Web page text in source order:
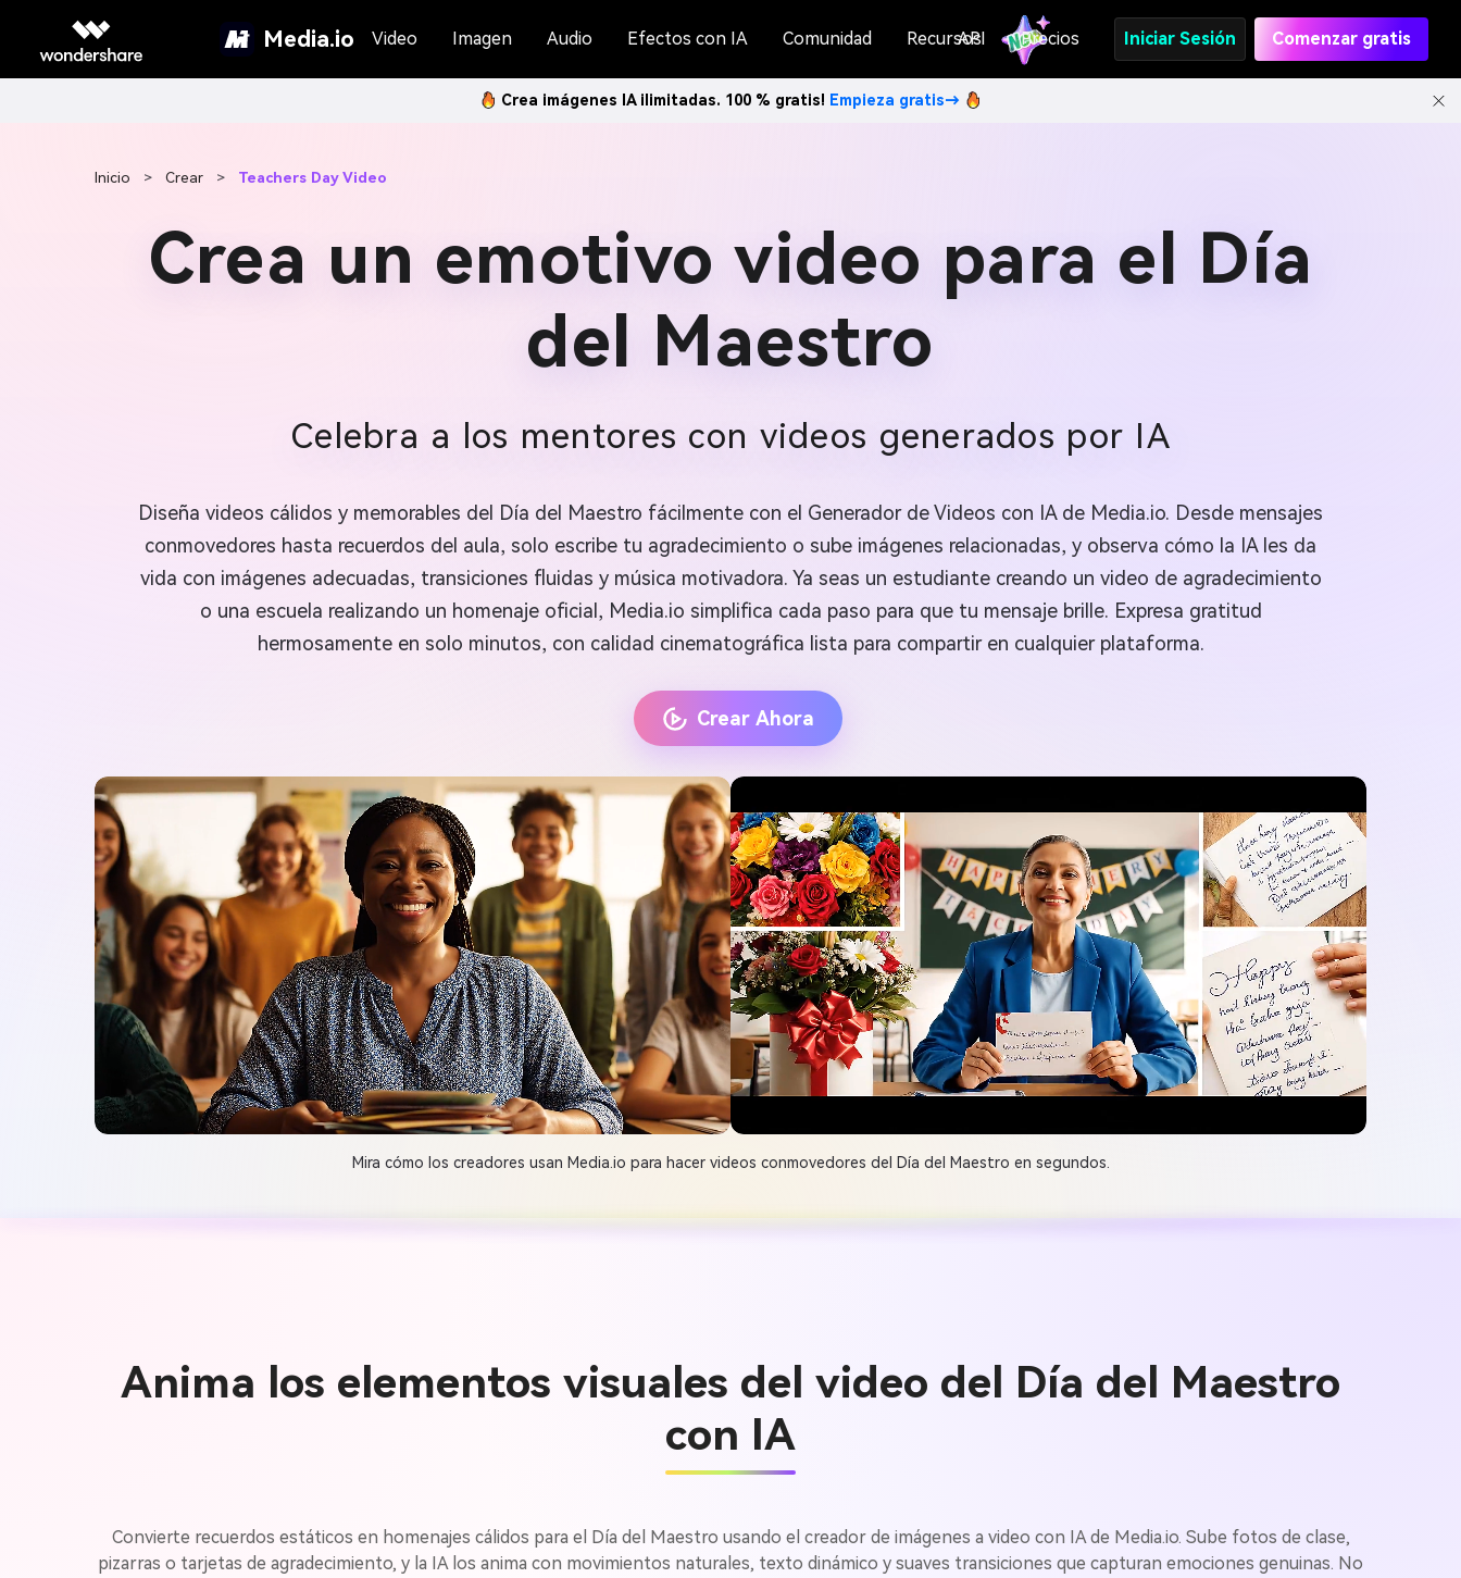
Media.io Video Imagen Audio Efectos con IA Comunidad Recursos
API Precios Iniciar Sesión Comenzar gratis
Crea imágenes IA ilimitadas. 100 % gratis! Empieza gratis→
Inicio > Crear > Teachers Day Video
Crea un emotivo video para el Día
del Maestro
Celebra a los mentores con videos generados por IA
Diseña videos cálidos y memorables del Día del Maestro fácilmente con el Generador de Videos con IA de Media.io. Desde mensajes
conmovedores hasta recuerdos del aula, solo escribe tu agradecimiento o sube imágenes relacionadas, y observa cómo la IA les da
vida con imágenes adecuadas, transiciones fluidas y música motivadora. Ya seas un estudiante creando un video de agradecimiento
o una escuela realizando un homenaje oficial, Media.io simplifica cada paso para que tu mensaje brille. Expresa gratitud
hermosamente en solo minutos, con calidad cinematográfica lista para compartir en cualquier plataforma.
Crear Ahora
Mira cómo los creadores usan Media.io para hacer videos conmovedores del Día del Maestro en segundos.
Anima los elementos visuales del video del Día del Maestro
con IA
Convierte recuerdos estáticos en homenajes cálidos para el Día del Maestro usando el creador de imágenes a video con IA de Media.io. Sube fotos de clase,
pizarras o tarjetas de agradecimiento, y la IA los anima con movimientos naturales, texto dinámico y suaves transiciones que capturan emociones genuinas. No